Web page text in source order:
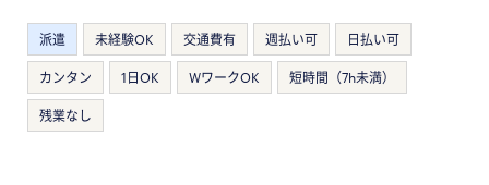
派遣 未経験OK 交通費有 週払い可 日払い可
カンタン 1日OK WワークOK 短時間（7h未満）
残業なし